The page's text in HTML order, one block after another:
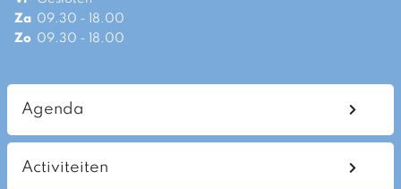
Za 09.30 - 18.00
Zo 09.30 - 18.00
Agenda
Activiteiten